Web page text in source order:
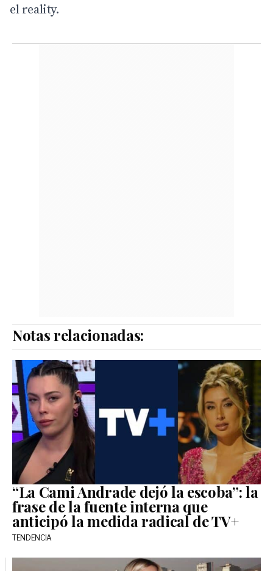
el reality.
Notas relacionadas:
“La Cami Andrade dejó la escoba”: la
frase de la fuente interna que
anticipó la medida radical de TV+
TENDENCIA